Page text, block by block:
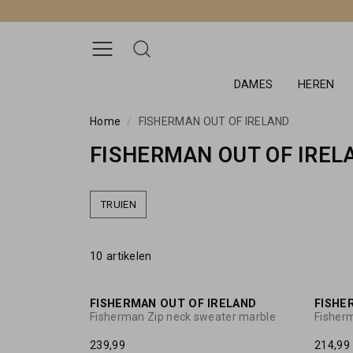
DAMES HEREN
Home FISHERMAN OUT OF IRELAND
FISHERMAN OUT OF
TRUIEN
10 artikelen
FISHERMAN OUT OF IRELAND
Fisherman Zip neck sweater marble
239,99 214,99